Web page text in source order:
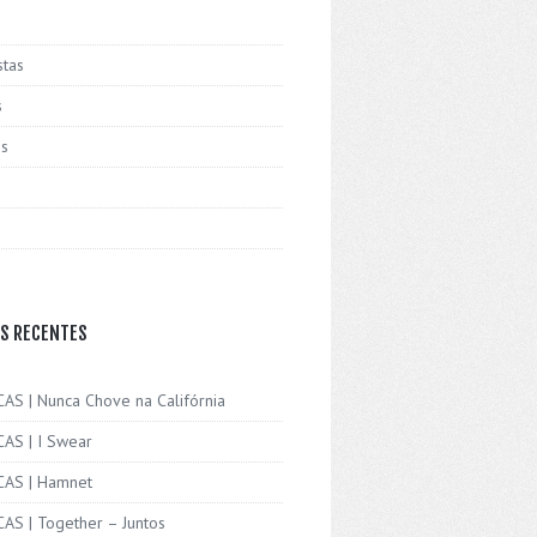
RECENTES
| Nunca Chove na Califórnia
| I Swear
| Hamnet
| Together – Juntos